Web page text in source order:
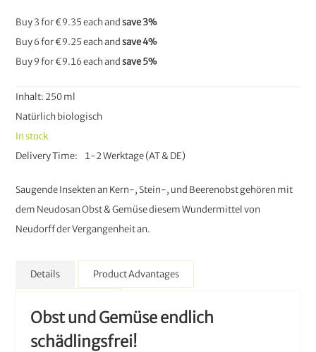
Saugende Insekten an Kern-, Stein-, und Beerenobst gehören mit
dem Neudosan Obst & Gemüse diesem Wundermittel von
Neudorff der Vergangenheit an.
Inhalt: 250 ml
Natürlich biologisch
In stock
Delivery Time
1-2 Werktage (AT & DE)
Buy 3 for€9.35 each andsave3%
Buy 6 for€9.25 each andsave4%
Buy 9 for€9.16 each andsave5%
Details
Obst und Gemüse endlich
schädlingsfrei!
Product Advantages